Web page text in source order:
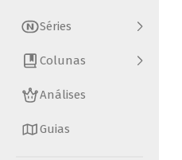
Séries
Colunas
Análises
Guias